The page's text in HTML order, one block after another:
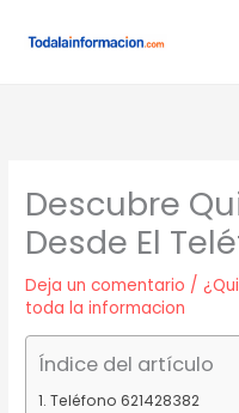
Descubre
Desde El
Deja un comentario /
toda la informacion
Índice del artículo
Teléfono 621428382